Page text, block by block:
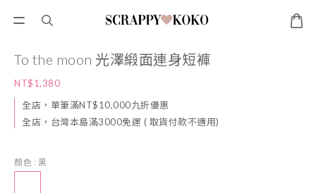
To the moon 光澤緞面連身短褲
NT$1,380
全店，單筆滿NT$10,000九折優惠
全店，台灣本島滿3000免運 ( 取貨付款不適用)
顏色 : 黑